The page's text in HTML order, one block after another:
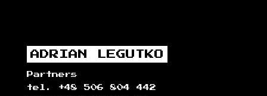
ADRIAN LEGUTKO
Partners
tel. +48 506 804 442